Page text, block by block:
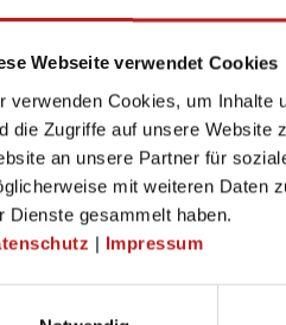
Webseite verwendet Cookies
verwenden Cookies, um Inhalte
die Zugriffe auf unsere Website
an unsere Partner für
mit weiteren Daten
Dienste gesammelt haben.
| Impressum
und vor allem
nur an BDR-Mitglieder
deutschen Radsport